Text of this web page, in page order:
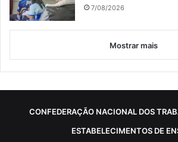
7/08/2026
Mostrar mais
CONFEDERAÇÃO NACIONAL DOS
ESTABELECIMENTOS DE